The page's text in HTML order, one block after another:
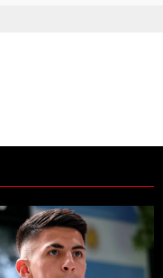
Castaño se va de
de tendencia con el